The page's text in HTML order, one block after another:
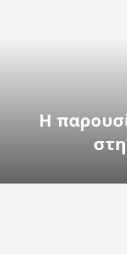
Η